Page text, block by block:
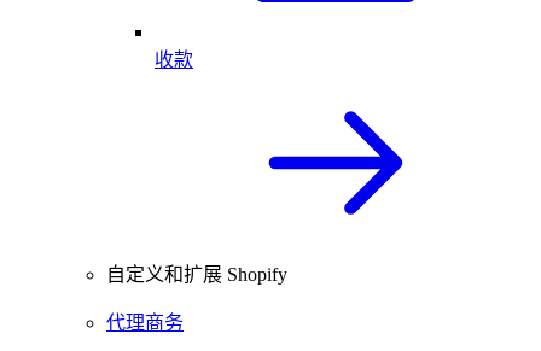
收款
自定义和扩展 Shopify
代理商务